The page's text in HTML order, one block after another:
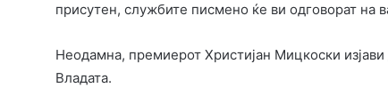
присутен, службите писмено ќе ви одговорат на
Неодамна, премиерот Христијан Мицкоски
Владата.